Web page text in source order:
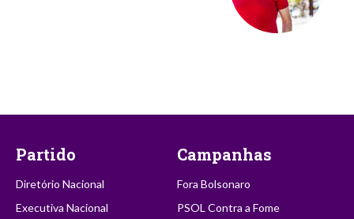
Partido
Diretório Nacional
Executiva Nacional
Campanhas
Fora Bolsonaro
PSOL Contra a Fome